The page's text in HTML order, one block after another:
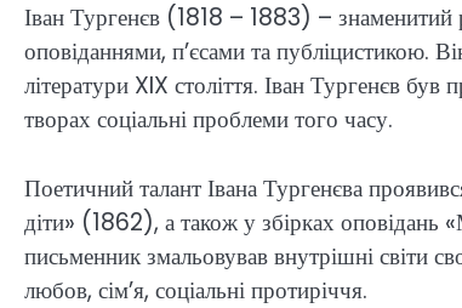
Іван Тургенєв (1818 – 1883) – знаменитий
оповіданнями, п’єсами та публіцистикою.
літератури XIX століття. Іван Тургенєв
творах соціальні проблеми того часу.
Поетичний талант Івана Тургенєва
діти» (1862), а також у збірках
письменник змальовував внутрішні світи
любов, сім’я, соціальні протиріччя.